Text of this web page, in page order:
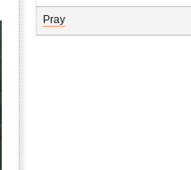
Pray